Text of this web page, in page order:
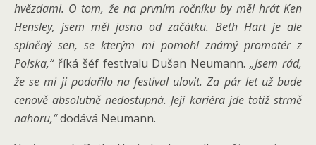
hvězdami. O tom, že na prvním ročníku by měl hrát Ken
Hensley, jsem měl jasno od začátku. Beth Hart je ale
splněný sen, se kterým mi pomohl známý promotér z
Polska,“říká šéf festivalu Dušan Neumann.„Jsem rád,
že se mi ji podařilo na festival ulovit. Za pár let už bude
cenově absolutně nedostupná. Její kariéra jde totiž strmě
nahoru,“dodává Neumann.